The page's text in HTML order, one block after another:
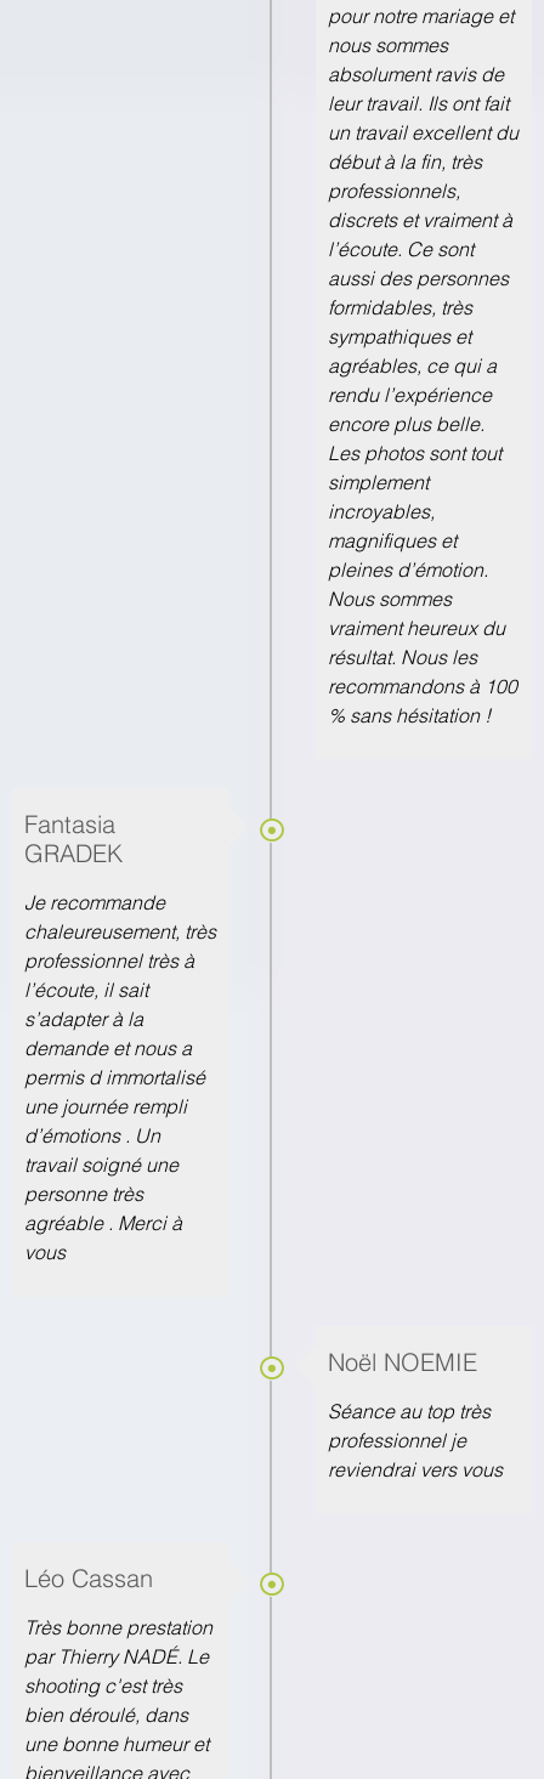
pour notre mariage et
nous sommes
absolument ravis de
leur travail. Ils ont fait
un travail excellent du
début à la fin, très
professionnels,
discrets et vraiment à
l’écoute. Ce sont
aussi des personnes
formidables, très
sympathiques et
agréables, ce qui a
rendu l’expérience
encore plus belle.
Les photos sont tout
simplement
incroyables,
magnifiques et
pleines d’émotion.
Nous sommes
vraiment heureux du
résultat. Nous les
recommandons à 100
% sans hésitation !
Fantasia
GRADEK
Je recommande
chaleureusement, très
professionnel très à
l’écoute, il sait
s’adapter à la
demande et nous a
permis d immortalisé
une journée rempli
d’émotions . Un
travail soigné une
personne très
agréable . Merci à
vous
Noël NOEMIE
Séance au top très
professionnel je
reviendrai vers vous
Léo Cassan
Très bonne prestation
par Thierry NADÉ. Le
shooting c'est très
bien déroulé, dans
une bonne humeur et
bienveillance avec